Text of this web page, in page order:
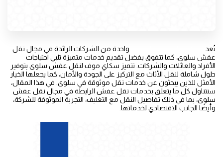
تُعد
واحدة من الشركات الرائدة في مجال نقل
عفش سلوى، كما تتفوق بفضل تقديم خدمات متميزة تلبي احتياجات
الأفراد والعائلات والشركات. تتميز سكاي موف لنقل عفش سلوى بتوفير
حلول شاملة لنقل الأثاث مع التركيز على الجودة والأمان، كما يجعلها الخيار
الأمثل للذين يبحثون عن خدمات نقل موثوقة في سلوى. في هذا المقال،
سنتناول كل ما يتعلق بخدمات نقل عفش الرابطة في مجال نقل عفش
سلوى، بما في ذلك تفاصيل النقل مع التغليف، التجربة الموثوقة للشركة،
وأيضًا الجانب الاقتصادي لخدماتها.